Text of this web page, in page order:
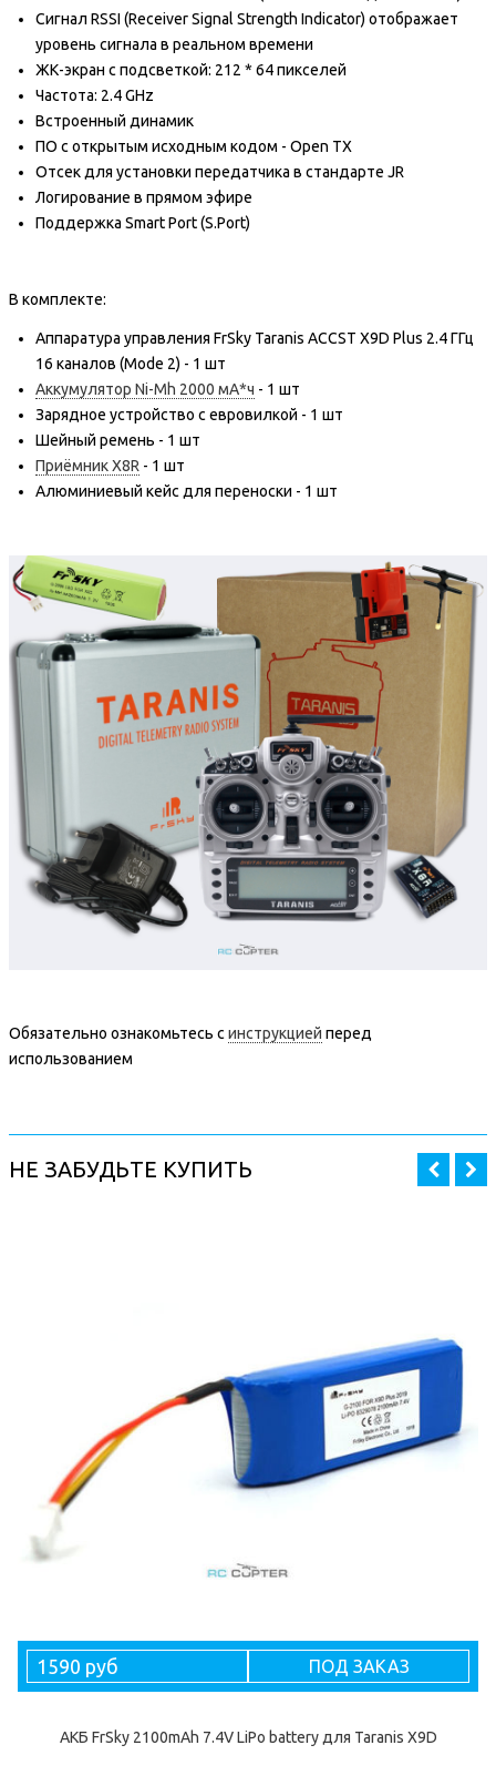
Сигнал RSSI (Receiver Signal Strength Indicator) отображает
уровень сигнала в реальном времени
ЖК-экран с подсветкой: 212 * 64 пикселей
Частота: 2.4 GHz
Встроенный динамик
ПО с открытым исходным кодом - Open TX
Отсек для установки передатчика в стандарте JR
Логирование в прямом эфире
Поддержка Smart Port (S.Port)
В комплекте:
Аппаратура управления FrSky Taranis ACCST X9D Plus 2.4 ГГц
16 каналов (Mode 2) - 1 шт
Аккумулятор Ni-Mh 2000 мА*ч - 1 шт
Зарядное устройство с евровилкой - 1 шт
Шейный ремень - 1 шт
Приёмник X8R - 1 шт
Алюминиевый кейс для переноски - 1 шт
Обязательно ознакомьтесь с инструкцией перед
использованием
НЕ ЗАБУДЬТЕ КУПИТЬ
1590 руб ПОД ЗАКАЗ
АКБ FrSky 2100mAh 7.4V LiPo battery для Taranis X9D